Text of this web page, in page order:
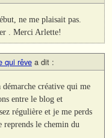
ne me plaisait pas.
. Merci Arlette!
qui rêve a dit :
créative qui me
entre le blog et
régulière et je me perds
le chemin du